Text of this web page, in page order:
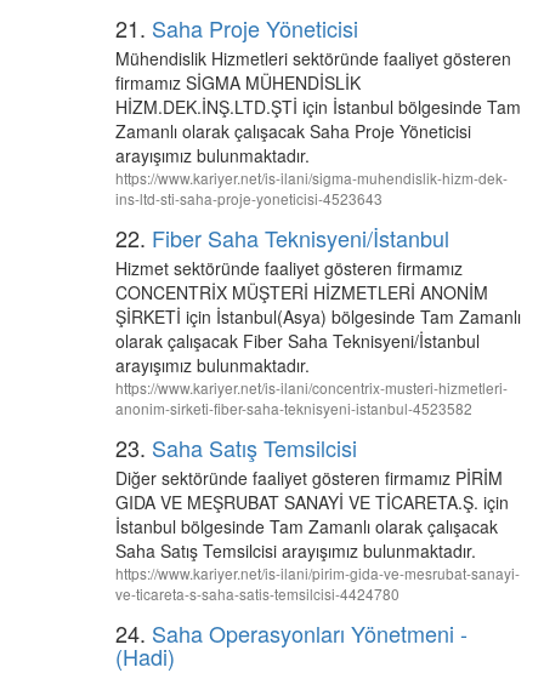
21. Saha Proje Yöneticisi
Mühendislik Hizmetleri sektöründe faaliyet gösteren
firmamız SİGMA MÜHENDİSLİK
HİZM.DEK.İNŞ.LTD.ŞTİ için İstanbul bölgesinde Tam
Zamanlı olarak çalışacak Saha Proje Yöneticisi
arayışımız bulunmaktadır.
https://www.kariyer.net/is-ilani/sigma-muhendislik-hizm-dek-
ins-ltd-sti-saha-proje-yoneticisi-4523643
22. Fiber Saha Teknisyeni/İstanbul
Hizmet sektöründe faaliyet gösteren firmamız
CONCENTRİX MÜŞTERİ HİZMETLERİ ANONİM
ŞİRKETİ için İstanbul(Asya) bölgesinde Tam Zamanlı
olarak çalışacak Fiber Saha Teknisyeni/İstanbul
arayışımız bulunmaktadır.
https://www.kariyer.net/is-ilani/concentrix-musteri-hizmetleri-
anonim-sirketi-fiber-saha-teknisyeni-istanbul-4523582
23. Saha Satış Temsilcisi
Diğer sektöründe faaliyet gösteren firmamız PİRİM
GIDA VE MEŞRUBAT SANAYİ VE TİCARETA.Ş. için
İstanbul bölgesinde Tam Zamanlı olarak çalışacak
Saha Satış Temsilcisi arayışımız bulunmaktadır.
https://www.kariyer.net/is-ilani/pirim-gida-ve-mesrubat-sanayi-
ve-ticareta-s-saha-satis-temsilcisi-4424780
24. Saha Operasyonları Yönetmeni -
(Hadi)